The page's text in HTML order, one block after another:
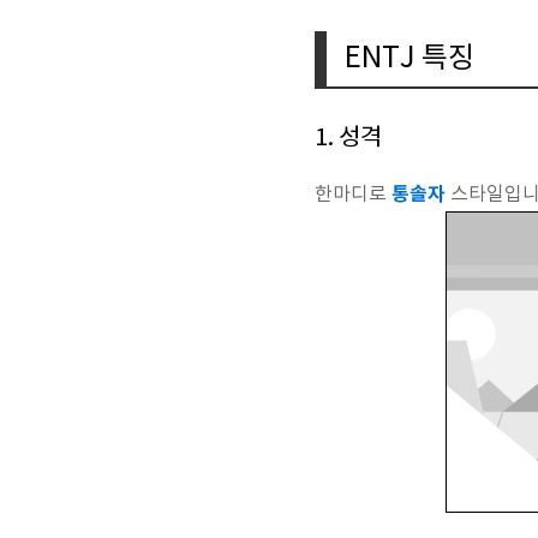
ENTJ 특징
1. 성격
한마디로 통솔자 스타일입